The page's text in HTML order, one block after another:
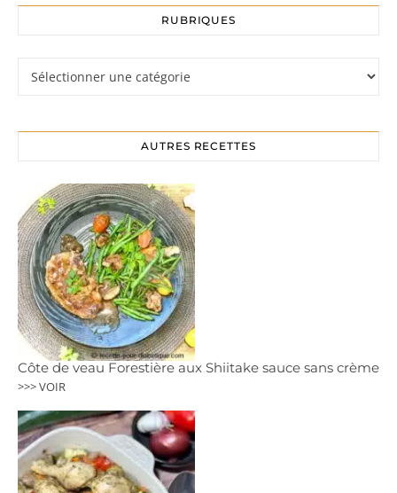
RUBRIQUES
AUTRES RECETTES
Côte de veau Forestière aux Shiitake sauce sans crème
>>> VOIR